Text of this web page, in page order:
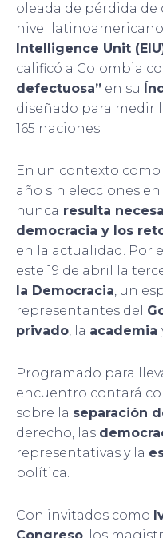
oleada de pérdida de
nivel
Intelligence Unit
calificó a Colombia
defectuosa” en su
diseñado para medir
165 naciones.
En un contexto como
año sin elecciones
nunca resulta
democracia y los
en la actualidad. Por
este 19 de abril la
la Democracia, un
representantes del
privado, la academia
Programado para
encuentro contará
sobre la separación
derecho, las
representativas y la
política.
Con invitados como